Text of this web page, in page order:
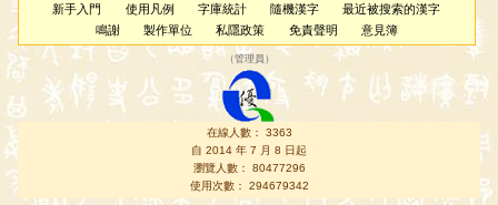
新手入門 使用凡例 字庫統計 隨機漢字
最近被搜索的漢字
鳴謝
製作單位 私隱政策 免責聲明 意見簿
（管理員 ）
在線人數： 3363
自 2014 年 7 月 8 日起
瀏覽人數： 80477296
使用次數： 294679342